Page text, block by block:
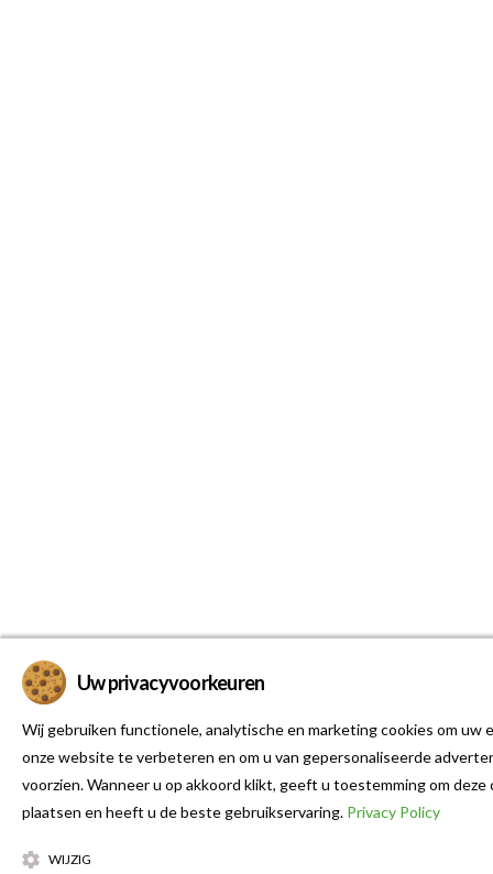
Uw privacyvoorkeuren
Wij gebruiken functionele, analytische en marketing cookies om uw
onze website te verbeteren en om u van gepersonaliseerde
voorzien. Wanneer u op akkoord klikt, geeft u toestemming om deze
plaatsen en heeft u de beste gebruikservaring. Privacy Policy
WIJZIG